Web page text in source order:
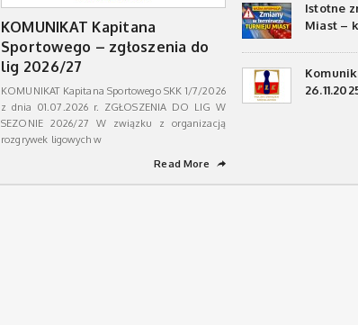
KOMUNIKAT Kapitana
Sportowego – zgłoszenia do
lig 2026/27
KOMUNIKAT Kapitana Sportowego SKK 1/7/2026
z dnia 01.07.2026 r. ZGŁOSZENIA DO LIG W
SEZONIE 2026/27 W związku z organizacją
rozgrywek ligowych w
Read More
➦
Istotne
Miast –